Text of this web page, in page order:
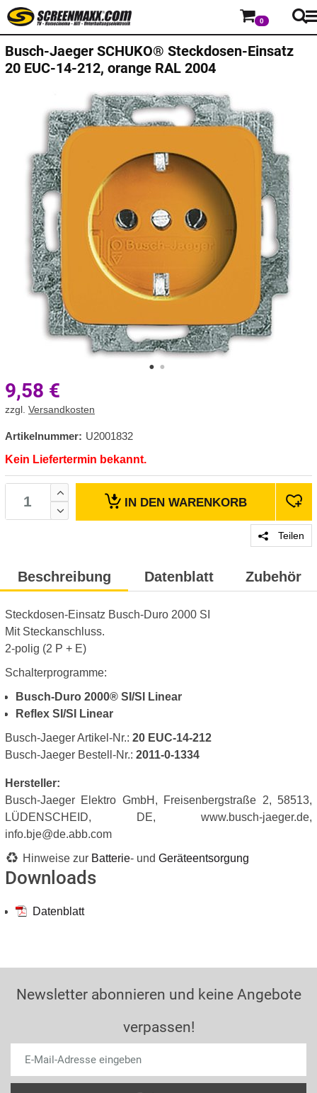
0
Busch-Jaeger SCHUKO® Steckdosen-Einsatz
20 EUC-14-212, orange RAL 2004
9,58 €
zzgl. Versandkosten
Artikelnummer: U2001832
Kein Liefertermin bekannt.
IN DEN WARENKORB
Teilen
Beschreibung Datenblatt Zubehör
Steckdosen-Einsatz Busch-Duro 2000 SI
Mit Steckanschluss.
2-polig (2 P + E)
Schalterprogramme:
Busch-Duro 2000® SI/SI Linear
Reflex SI/SI Linear
Busch-Jaeger Artikel-Nr.: 20 EUC-14-212
Busch-Jaeger Bestell-Nr.: 2011-0-1334
Hersteller:
Busch-Jaeger Elektro GmbH, Freisenbergstraße 2, 58513,
LÜDENSCHEID, DE, www.busch-jaeger.de,
info.bje@de.abb.com
Hinweise zur Batterie- und Geräteentsorgung
Downloads
Datenblatt
Newsletter abonnieren und keine Angebote
verpassen!